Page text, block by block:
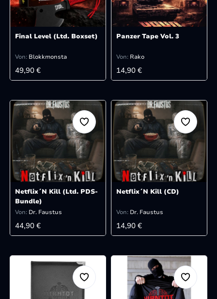
Final Level (Ltd. Boxset)
Von: Blokkmonsta
REGULÄRER PREIS:
49,90 €
Panzer Tape Vol. 3
Von: Rako
REGULÄRER PREIS:
14,90 €
Netflix´N Kill (Ltd. PDS-
Bundle)
Von: Dr. Faustus
REGULÄRER PREIS:
44,90 €
Netflix´N Kill (CD)
Von: Dr. Faustus
REGULÄRER PREIS:
14,90 €